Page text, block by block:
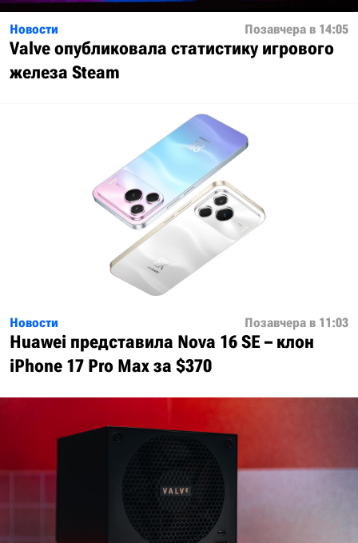
Новости Позавчера в 14:05
Valve опубликовала статистику игрового
железа Steam
Новости Позавчера в 11:03
Huawei представила Nova 16 SE – клон
iPhone 17 Pro Max за $370